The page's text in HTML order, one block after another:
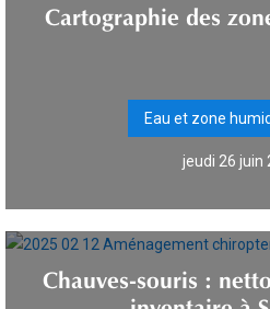
Cartographie des
Eau et zone
jeudi 26 juin
Chauves-souris :
inventaire à